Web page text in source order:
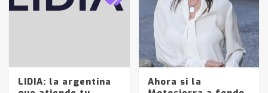
LIDIA: la argentina
Ahora si la